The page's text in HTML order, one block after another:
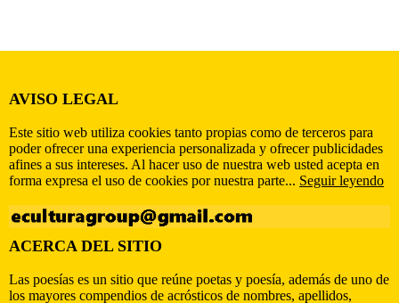
AVISO LEGAL
Este sitio web utiliza cookies tanto propias como de terceros para
poder ofrecer una experiencia personalizada y ofrecer publicidades
afines a sus intereses. Al hacer uso de nuestra web usted acepta en
forma expresa el uso de cookies por nuestra parte... Seguir leyendo
ACERCA DEL SITIO
Las poesías es un sitio que reúne poetas y poesía, además de uno de
los mayores compendios de acrósticos de nombres, apellidos,